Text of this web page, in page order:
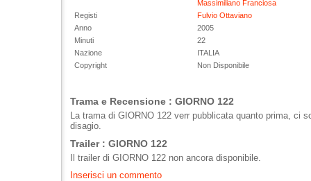
Massimiliano Franciosa
Registi
Fulvio Ottaviano
Anno
2005
Minuti
22
Nazione
ITALIA
Copyright
Non Disponibile
Trama e Recensione : GIORNO 122
La trama di GIORNO 122 verr pubblicata quanto prima, ci
disagio.
Trailer : GIORNO 122
Il trailer di GIORNO 122 non ancora disponibile.
Inserisci un commento